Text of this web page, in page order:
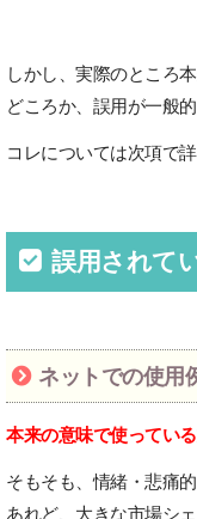
しかし、実際のところ
どころか、誤用が一般
コレについては次項で
誤用されて
ネットでの使用
本来の意味で使ってい
そもそも、情緒・悲痛
あれど、大きな市場シ